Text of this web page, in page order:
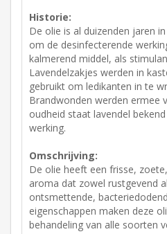
Historie:
De olie is al duizenden jaren
om de desinfecterende
kalmerend middel, als
Lavendelzakjes werden in
gebruikt om ledikanten in te
Brandwonden werden ermee
oudheid staat lavendel
werking.
Omschrijving:
De olie heeft een frisse,
aroma dat zowel rustgevend
ontsmettende,
eigenschappen maken deze
behandeling van alle soorten